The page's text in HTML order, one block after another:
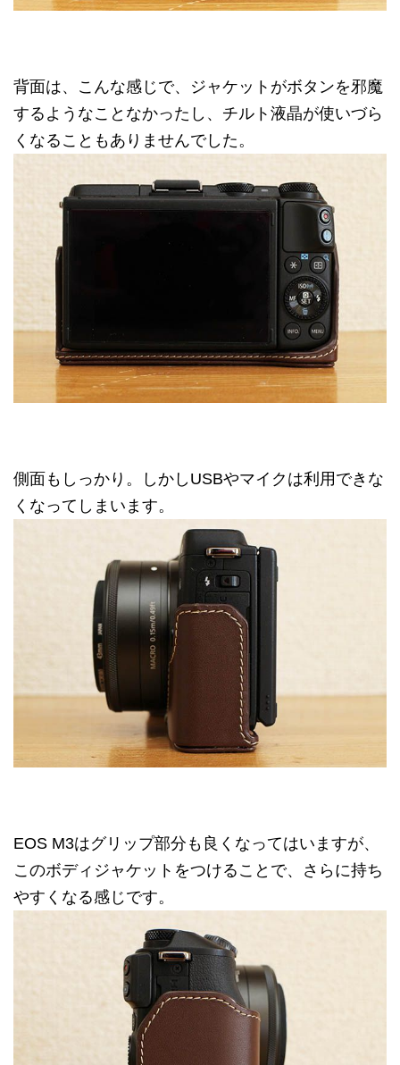
背面は、こんな感じで、ジャケットがボタンを邪魔
するようなことなかったし、チルト液晶が使いづら
くなることもありませんでした。
側面もしっかり。しかしUSBやマイクは利用できな
くなってしまいます。
EOS M3はグリップ部分も良くなってはいますが、
このボディジャケットをつけることで、さらに持ち
やすくなる感じです。